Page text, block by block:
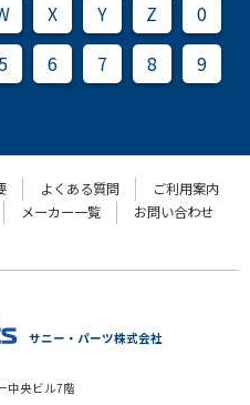
X Y Z
0
5 6 7 8
9
よくある質問
ご利用案内
メーカー一覧
お問い合わせ
サニー・パーツ株式会社
中央ビル7階